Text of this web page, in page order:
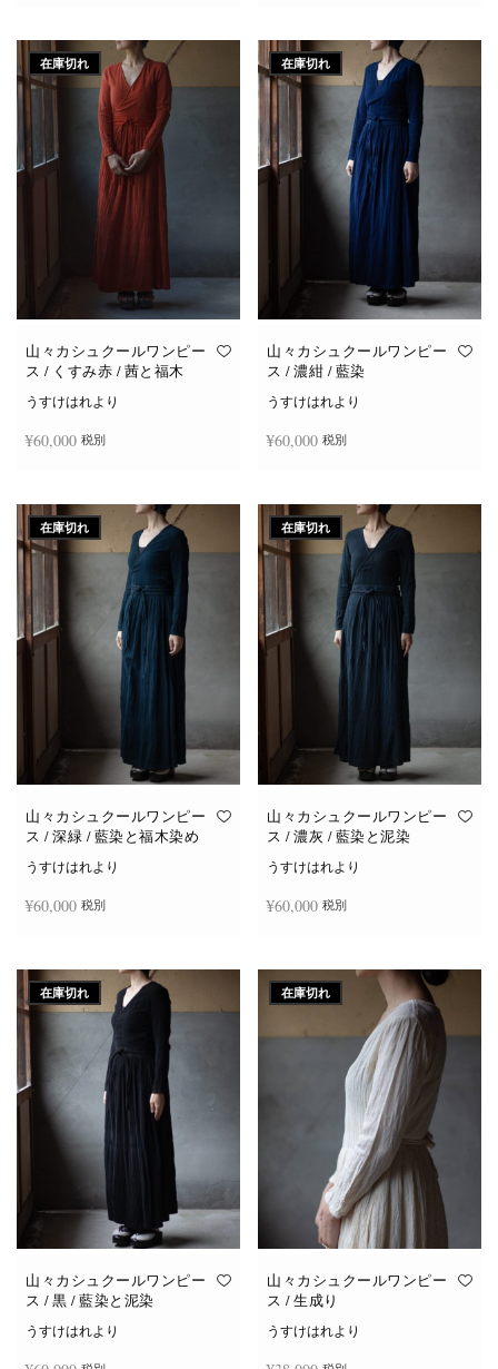
在庫切れ
山々カシュクールワンピー
ス / くすみ赤 / 茜と福木
うすけはれより
¥60,000 税別
在庫切れ
山々カシュクールワンピー
ス / 濃紺 / 藍染
うすけはれより
¥60,000 税別
在庫切れ
山々カシュクールワンピー
ス / 深緑 / 藍染と福木染め
うすけはれより
¥60,000 税別
在庫切れ
山々カシュクールワンピー
ス / 濃灰 / 藍染と泥染
うすけはれより
¥60,000 税別
在庫切れ
山々カシュクールワンピー
ス / 黒 / 藍染と泥染
うすけはれより
在庫切れ
山々カシュクールワンピー
ス / 生成り
うすけはれより